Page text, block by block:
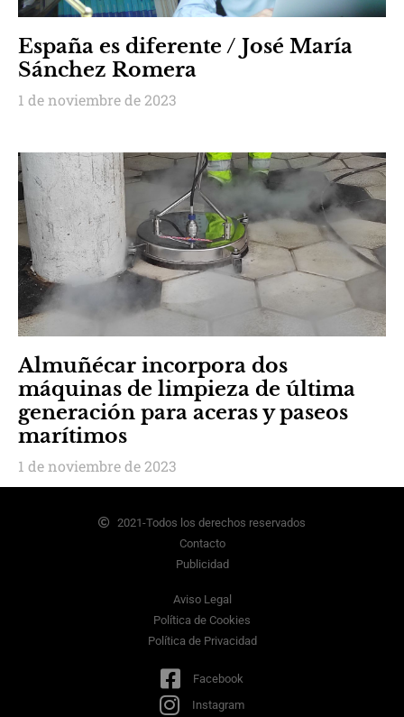
España es diferente / José María
Sánchez Romera
1 de noviembre de 2023
Almuñécar incorpora dos
máquinas de limpieza de última
generación para aceras y paseos
marítimos
1 de noviembre de 2023
2021-Todos los derechos reservados
Contacto
Publicidad
Aviso Legal
Política de Cookies
Política de Privacidad
Facebook
Instagram